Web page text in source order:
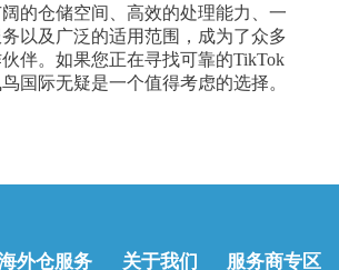
的仓储空间、高效的处理能力、一
以及广泛的适用范围，成为了众多
伴。如果您正在寻找可靠的TikTok
国际无疑是一个值得考虑的选择。
外仓服务 关于我们 服务商专区